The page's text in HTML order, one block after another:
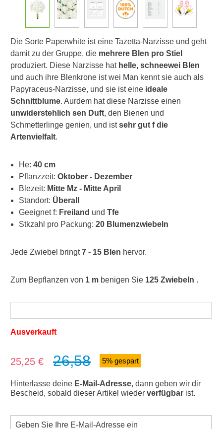
Die Sorte Paperwhite ist eine Tazetta-Narzisse und geht
damit zu der Gruppe, die mehrere Blen pro Stiel
produziert. Diese Narzisse hat helle, schneewei Blen
und auch ihre Blenkrone ist wei Man kennt sie auch als
Papyraceus-Narzisse, und sie ist eine ideale
Schnittblume. Aurdem hat diese Narzisse einen
unwiderstehlich sen Duft, den Bienen und
Schmetterlinge genien, und istsehr gut f die
Artenvielfalt.
He: 40 cm
Pflanzzeit: Oktober - Dezember
Blezeit: Mitte Mz - Mitte April
Standort: Überall
Geeignet f: Freiland und Tfe
Stkzahl pro Packung: 20 Blumenzwiebeln
Jede Zwiebel bringt7 - 15 Blen hervor.
Zum Bepflanzen von 1 m benigen Sie 125 Zwiebeln .
Ausverkauft
Verkaufspreis:
25,25 € 26,58 5% gespart
Hinterlasse deine E-Mail-Adresse, dann geben wir dir
Bescheid, sobald dieser Artikel wieder verfügbar ist.